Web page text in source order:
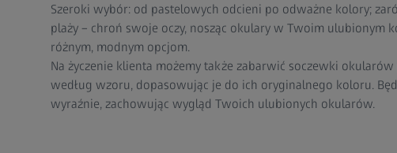
Szeroki wybór: od pastelowych odcieni po odważne kolory;
plaży – chroń swoje oczy, nosząc okulary w Twoim ulubionym
różnym, modnym opcjom.
Na życzenie klienta możemy także zabarwić soczewki okularów
według wzoru, dopasowując je do ich oryginalnego koloru.
wyraźnie, zachowując wygląd Twoich ulubionych okularów.